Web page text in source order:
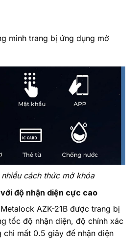
minh trang bị ứng dụng mở
cách thức mở khóa
độ nhận diện cực cao
AZK-21B được trang bị
tốc độ nhận diện, độ chính xác
chỉ mất 0.5 giây để nhận diện